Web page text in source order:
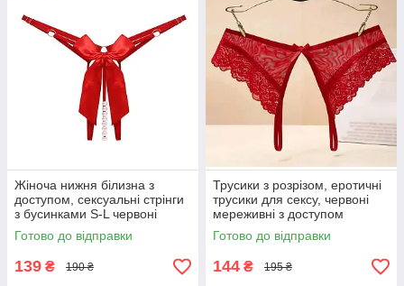
Жіноча нижня білизна з
доступом, сексуальні стрінги
з бусинками S-L червоні
трусики портупеї
Готово до відправки
139 ₴ 190 ₴
Трусики з розрізом, еротичні
трусики для сексу, червоні
мереживні з доступом
Готово до відправки
144 ₴ 195 ₴